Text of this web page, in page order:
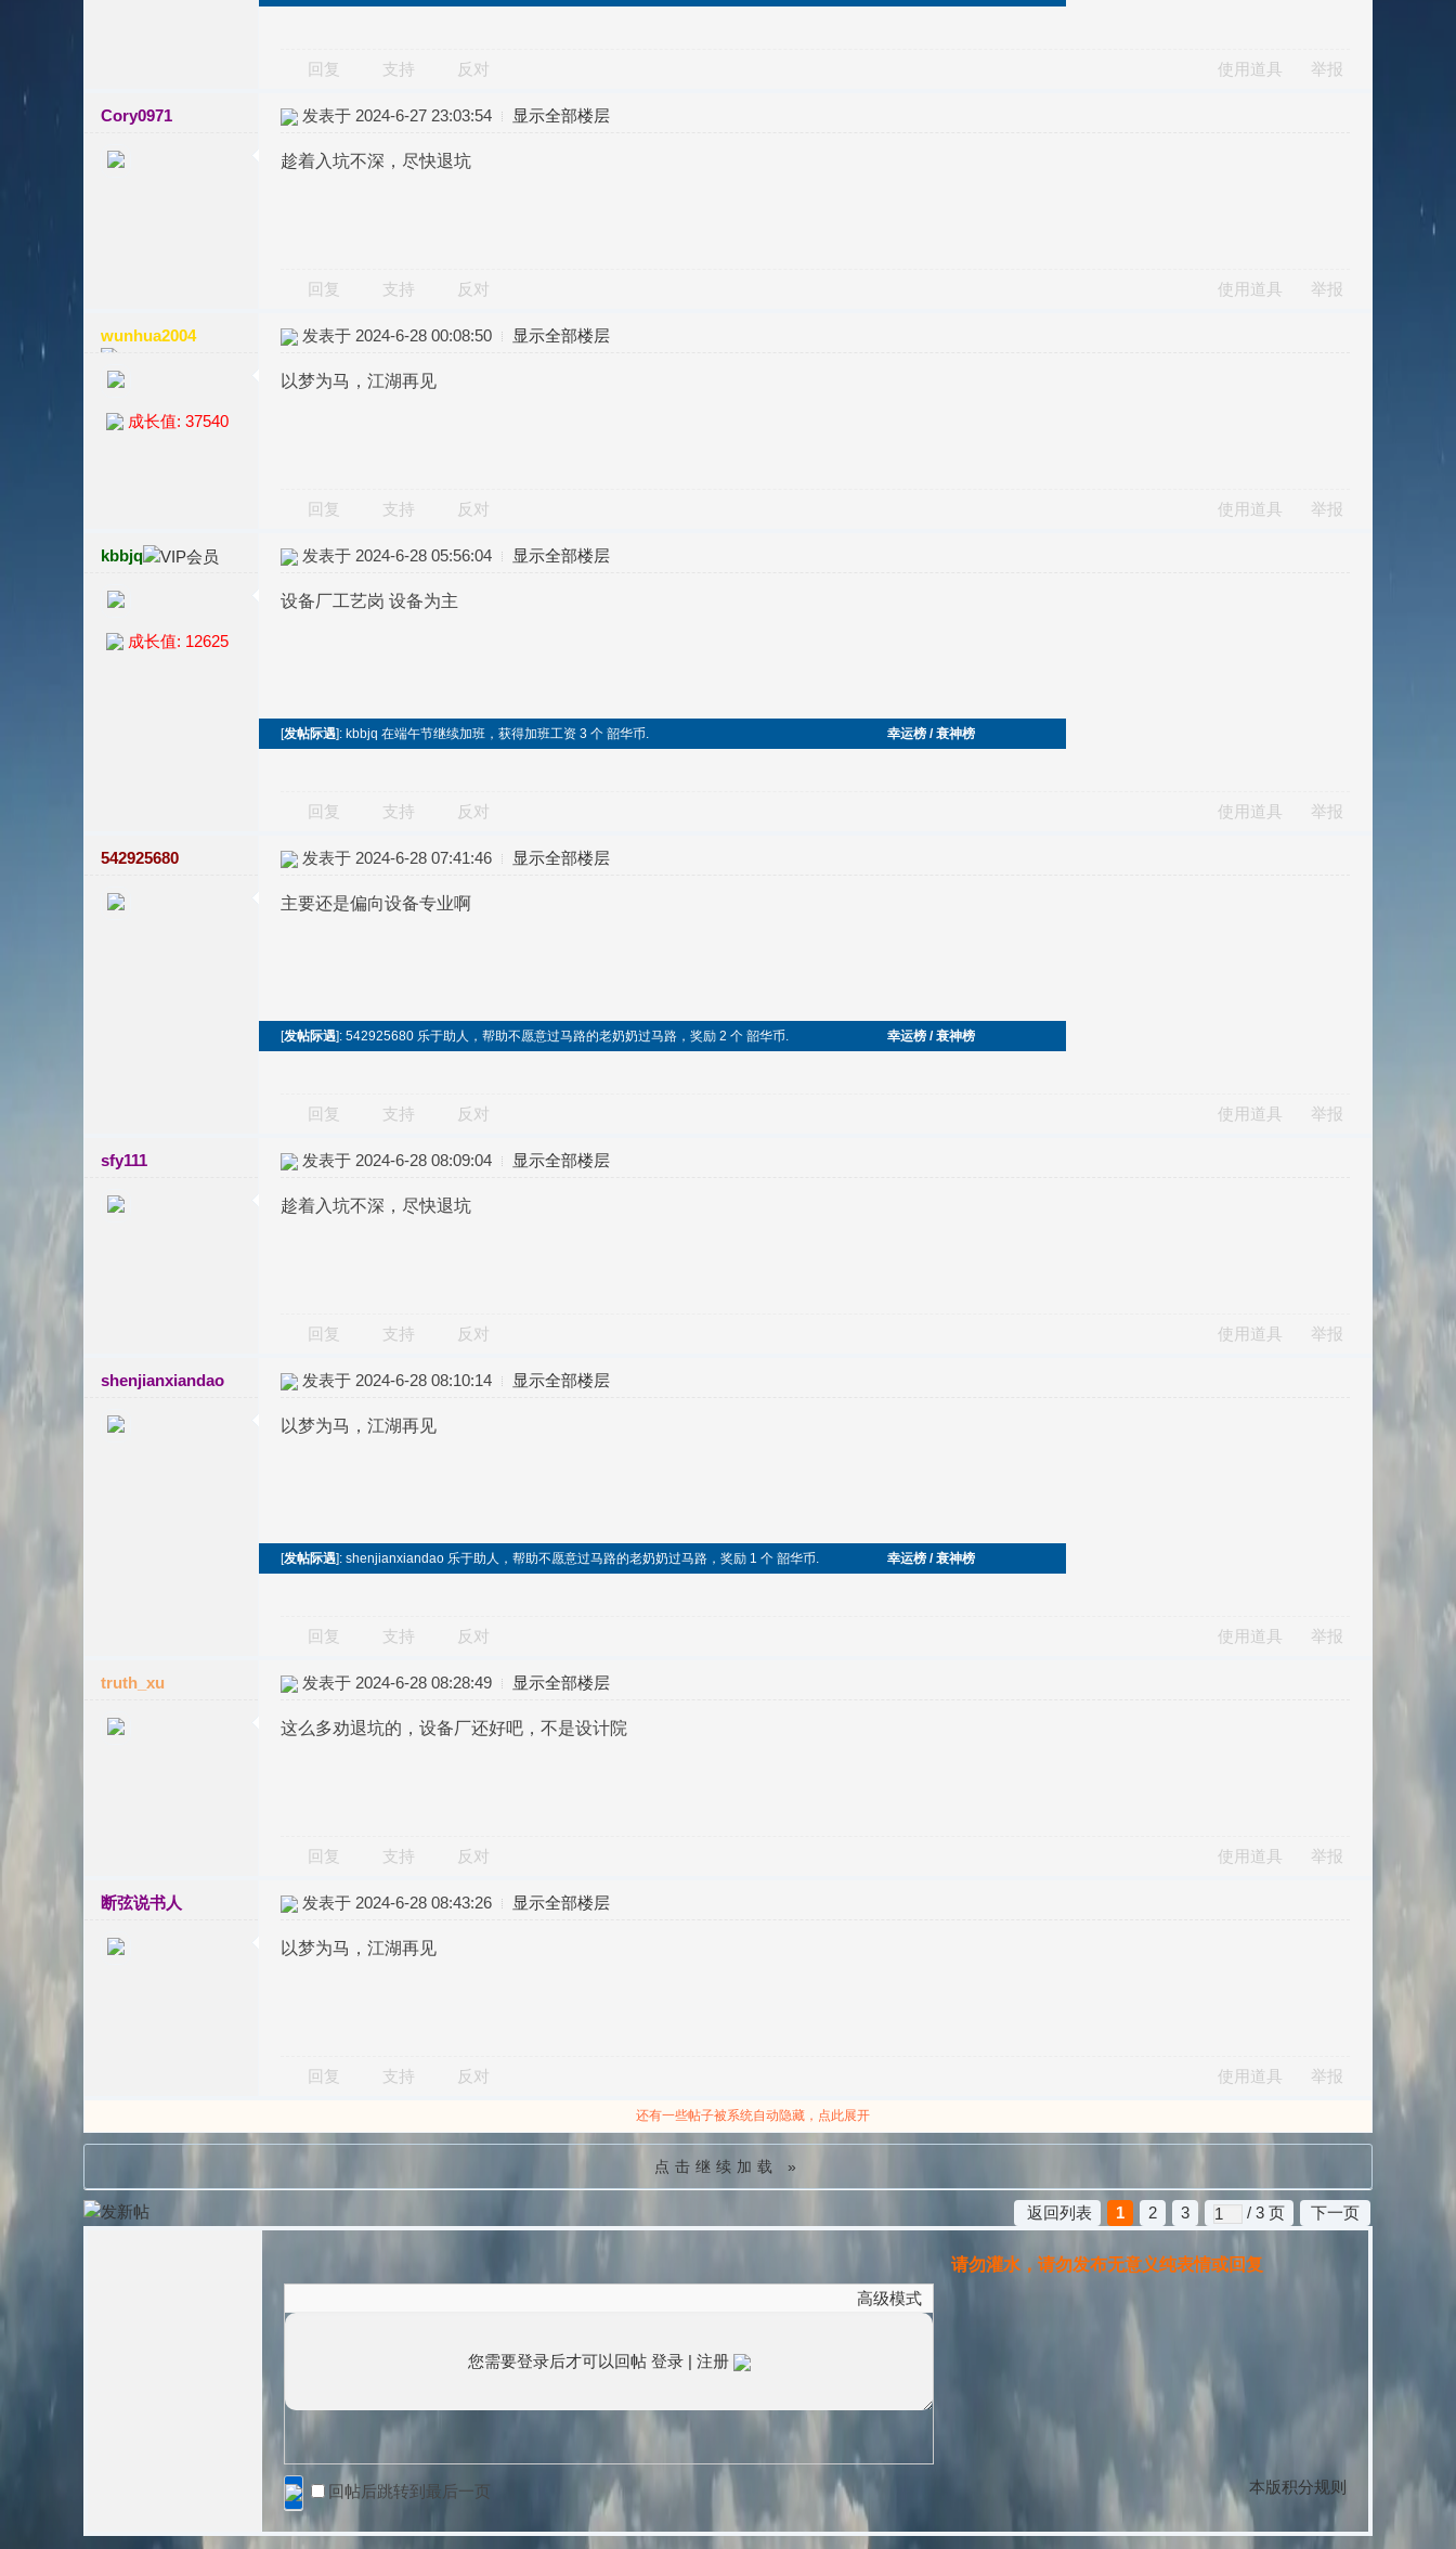
回复 支持 反对 使用道具 举报
Cory0971 发表于 2024-6-27 23:03:54 显示全部楼层
趁着入坑不深，尽快退坑
回复 支持 反对 使用道具 举报
wunhua2004
成长值: 37540
发表于 2024-6-28 00:08:50 显示全部楼层
以梦为马，江湖再见
回复 支持 反对 使用道具 举报
kbbjq
成长值: 12625
发表于 2024-6-28 05:56:04 显示全部楼层
设备厂工艺岗 设备为主
[发帖际遇]: kbbjq 在端午节继续加班，获得加班工资 3 个 韶华币. 幸运榜 / 衰神榜
回复 支持 反对 使用道具 举报
542925680 发表于 2024-6-28 07:41:46 显示全部楼层
主要还是偏向设备专业啊
[发帖际遇]: 542925680 乐于助人，帮助不愿意过马路的老奶奶过马路，奖励 2 个 韶华币. 幸运榜 / 衰神榜
回复 支持 反对 使用道具 举报
sfy111 发表于 2024-6-28 08:09:04 显示全部楼层
趁着入坑不深，尽快退坑
回复 支持 反对 使用道具 举报
shenjianxiandao 发表于 2024-6-28 08:10:14 显示全部楼层
以梦为马，江湖再见
[发帖际遇]: shenjianxiandao 乐于助人，帮助不愿意过马路的老奶奶过马路，奖励 1 个 韶华币. 幸运榜 / 衰神榜
回复 支持 反对 使用道具 举报
truth_xu 发表于 2024-6-28 08:28:49 显示全部楼层
这么多劝退坑的，设备厂还好吧，不是设计院
回复 支持 反对 使用道具 举报
断弦说书人 发表于 2024-6-28 08:43:26 显示全部楼层
以梦为马，江湖再见
回复 支持 反对 使用道具 举报
还有一些帖子被系统自动隐藏，点此展开
点击继续加载 »
1 2 3 / 3 页 下一页
返回列表
请勿灌水，请勿发布无意义纯表情或回复
高级模式
您需要登录后才可以回帖 登录| 注册
本版积分规则
回帖后跳转到最后一页